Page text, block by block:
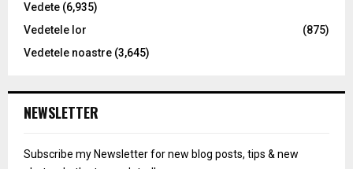
Vedete (6,935)
Vedetele lor
(875)
Vedetele noastre (3,645)
NEWSLETTER
Subscribe my Newsletter for new blog posts, tips & new